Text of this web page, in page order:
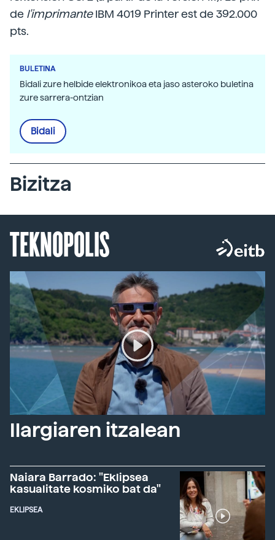
de l'imprimanteIBM 4019 Printer est de 392.000
pts.
BULETINA
Bidali zure helbide elektronikoa eta jaso asteroko buletina
zure sarrera-ontzian
Bidali
Bizitza
TEKNOPOLIS
Ilargiaren itzalean
Naiara Barrado: "Eklipsea
kasualitate kosmiko bat da"
EKLIPSEA